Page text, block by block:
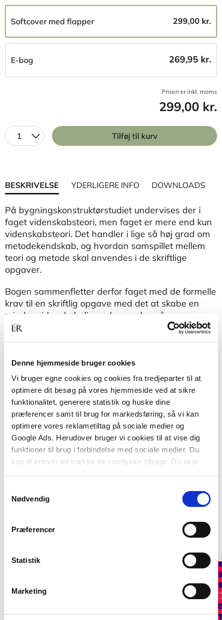
Denne hjemmeside bruger cookies
Vi bruger egne cookies og cookies fra tredjeparter til at
optimere dit besøg på vores hjemmeside ved at sikre
funktionalitet, generere statistik og huske dine
præferencer samt til brug for markedsføring, så vi kan
optimere vores reklametiltag på sociale medier og
Google Ads. Herudover bruger vi cookies til at vise dig
funktioner til brug i forbindelse med sociale medier. Du
kan til enhver tid trække dit samtykke tilbage. Du skal
tilbagetrækker et samtykke.
Nødvendig
Præferencer
Statistik
Marketing
Softcover med flapper 299,00 kr.
E-bog 269,95 kr.
Prisen er inkl, moms
299,00 kr.
1 Tilføj til kurv
BESKRIVELSE YDERLIGERE INFO DOWNLOADS
På bygningskonstruktørstudiet undervises der i
faget videnskabsteori, men faget er mere end kun
videnskabsteori. Det handler i lige så høj grad om
metodekendskab, og hvordan samspillet mellem
teori og metode skal anvendes i de skriftlige
opgaver.
Bogen sammenfletter derfor faget med de formelle
krav til en skriftlig opgave med det at skabe en
mindre videnskabelig undersøgelse på
professionsbachelorniveau inden for det
byggefaglige område.
De skriftlige opgaver på
bygningskonstruktørstudiet er nemlig ikke kun
redegørende, men skal også være en formidling af
den studerendes egne undersøgelsesresultater
inden for det byggefaglige område med afsæt i en
videnskabsteoretisk metode og tilgang.
Andre har også købt